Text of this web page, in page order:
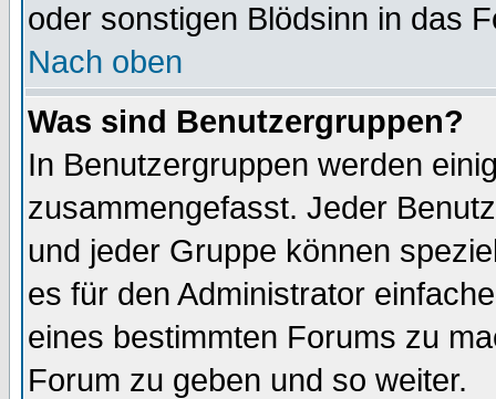
oder sonstigen Blödsinn in das
Nach oben
Was sind Benutzergruppen?
In Benutzergruppen werden
zusammengefasst. Jeder
und jeder Gruppe können
es für den Administrator
eines bestimmten Forums zu
Forum zu geben und so weiter.